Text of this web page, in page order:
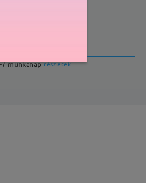
7 munkanap részletek